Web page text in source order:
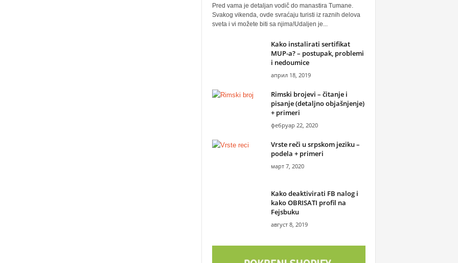
Pred vama je detaljan vodič do manastira Tumane.
Svakog vikenda, ovde svraćaju turisti iz raznih delova
sveta i vi možete biti sa njima!Udaljen je...
Kako instalirati sertifikat
MUP-a? – postupak, problemi
i nedoumice
април 18, 2019
Rimski brojevi – čitanje i
pisanje (detaljno objašnjenje)
+ primeri
фебруар 22, 2020
Vrste reči u srpskom jeziku –
podela + primeri
март 7, 2020
Kako deaktivirati FB nalog i
kako OBRISATI profil na
Fejsbuku
август 8, 2019